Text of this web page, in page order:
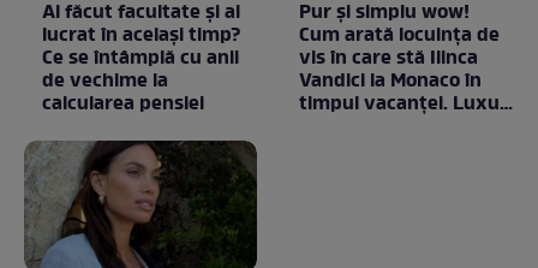
Ai făcut facultate și ai
lucrat în același timp?
Ce se întâmplă cu anii
de vechime la
calcularea pensiei
Pur și simplu wow!
Cum arată locuința de
vis în care stă Ilinca
Vandici la Monaco în
timpul vacanței. Luxul